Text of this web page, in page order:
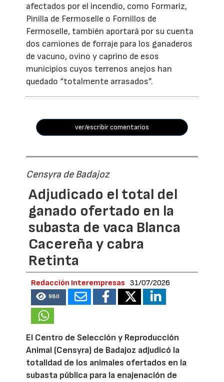
afectados por el incendio, como Formariz,
Pinilla de Fermoselle o Fornillos de
Fermoselle, también aportará por su cuenta
dos camiones de forraje para los ganaderos
de vacuno, ovino y caprino de esos
municipios cuyos terrenos anejos han
quedado “totalmente arrasados”.
ver/escribir comentarios
Censyra de Badajoz
Adjudicado el total del
ganado ofertado en la
subasta de vaca Blanca
Cacereña y cabra
Retinta
Redacción Interempresas 31/07/2026
980
El Centro de Selección y Reproducción
Animal (Censyra) de Badajoz adjudicó la
totalidad de los animales ofertados en la
subasta pública para la enajenación de